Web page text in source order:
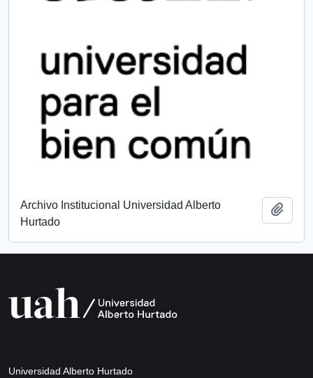
Archivo Institucional Universidad Alberto
Hurtado
Universidad Alberto Hurtado